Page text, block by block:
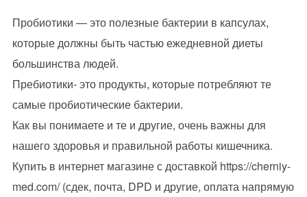
Пробиотики — это полезные бактерии в капсулах,
которые должны быть частью ежедневной диеты
большинства людей.
Пребиотики- это продукты, которые потребляют те
самые пробиотические бактерии.
Как вы понимаете и те и другие, очень важны для
нашего здоровья и правильной работы кишечника.
Купить в интернет магазине с доставкой https://cherniy-
med.com/ (сдек, почта, DPD и другие, оплата напрямую